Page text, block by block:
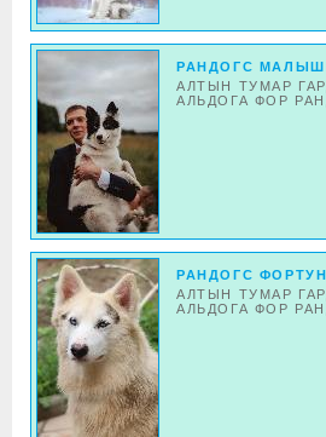
РАНДОГС
АЛТЫН ТУМАР
АЛЬДОГА ФОР
РАНДОГС
АЛТЫН ТУМАР
АЛЬДОГА ФОР